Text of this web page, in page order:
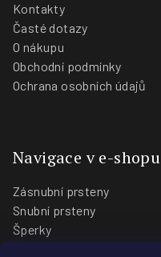
Kontakty
Časté dotazy
O nákupu
Obchodní podmínky
Ochrana osobních údajů
Navigace v e-shopu
Zásnubní prsteny
Snubní prsteny
Šperky